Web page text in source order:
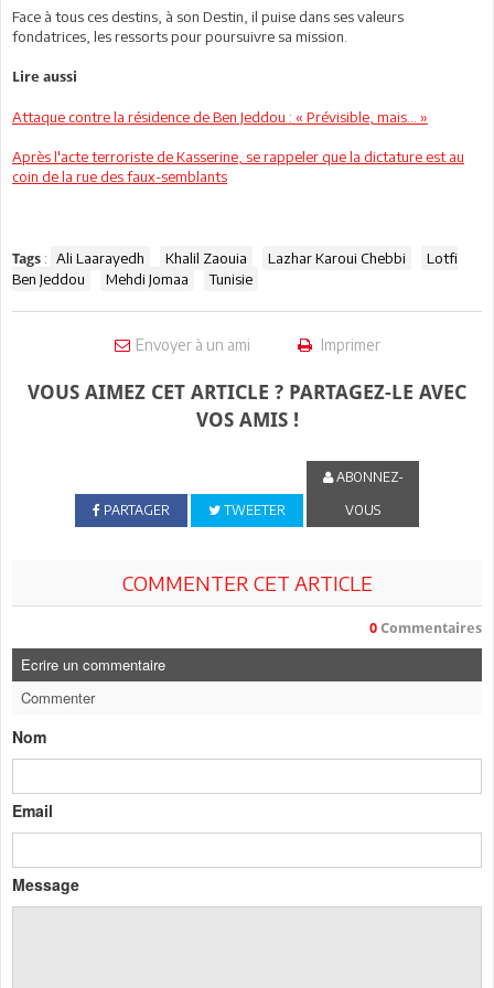
Face à tous ces destins, à son Destin, il puise dans ses valeurs
fondatrices, les ressorts pour poursuivre sa mission.
Lire aussi
Attaque contre la résidence de Ben Jeddou : « Prévisible, mais... »
Après l'acte terroriste de Kasserine, se rappeler que la dictature est au
coin de la rue des faux-semblants
Tags : Ali Laarayedh Khalil Zaouia Lazhar Karoui Chebbi
Lotfi
Ben Jeddou
Mehdi Jomaa Tunisie
Envoyer à un ami Imprimer
VOUS AIMEZ CET ARTICLE ? PARTAGEZ-LE AVEC
VOS AMIS !
PARTAGER TWEETER
ABONNEZ-
VOUS
COMMENTER CET ARTICLE
0 Commentaires
Ecrire un commentaire
Commenter
Nom
Email
Message